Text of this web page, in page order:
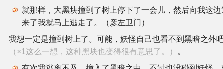
就那样，大黑块撞到了树上停下了一会儿，然后向我这边
来了我就马上逃走了。（彦左卫门）
我想一定是撞到树上了。可能，妖怪自己也看不到黑暗之外
（×1这么一想，这种黑块也变得很有意思了。）
。